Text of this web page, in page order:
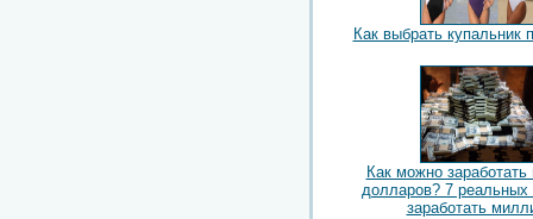
Как выбрать купальник
Как можно
долларов? 7 реальных
заработать